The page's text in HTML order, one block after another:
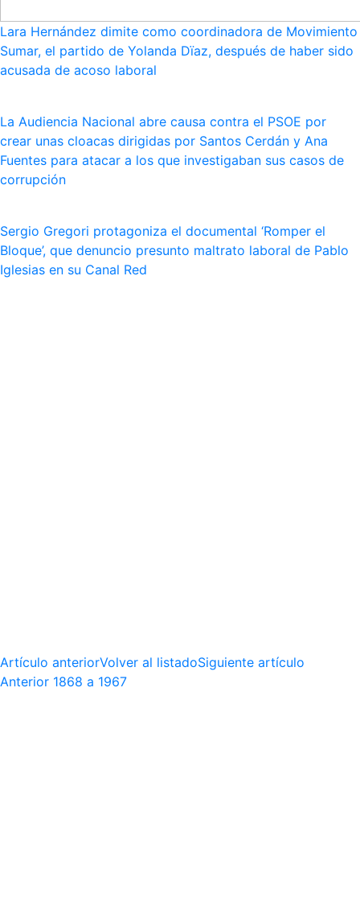
Lara Hernández dimite como coordinadora de Movimiento
Sumar, el partido de Yolanda Dïaz, después de haber sido
acusada de acoso laboral
La Audiencia Nacional abre causa contra el PSOE por
crear unas cloacas dirigidas por Santos Cerdán y Ana
Fuentes para atacar a los que investigaban sus casos de
corrupción
Sergio Gregori protagoniza el documental ‘Romper el
Bloque’, que denuncio presunto maltrato laboral de Pablo
Iglesias en su Canal Red
Artículo anteriorVolver al listadoSiguiente artículo
Anterior 1868 a 1967